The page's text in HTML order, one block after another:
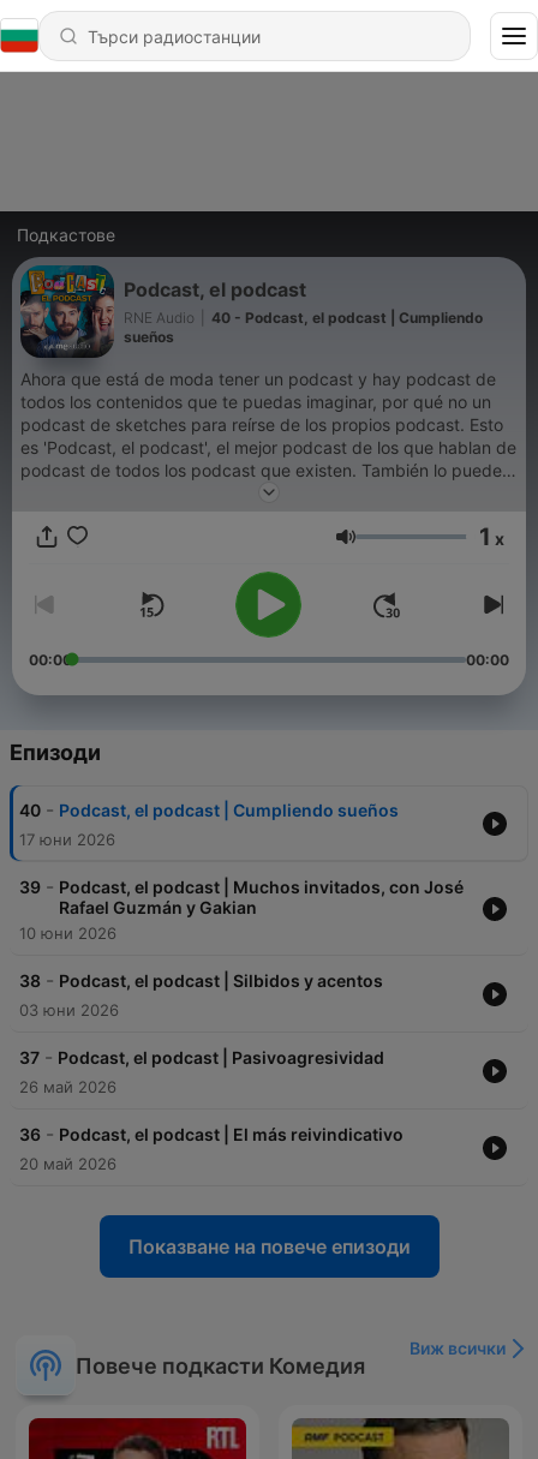
Подкастове
Podcast, el podcast
RNE Audio
40 - Podcast, el podcast | Cumpliendo
sueños
Ahora que está de moda tener un podcast y hay podcast de
todos los contenidos que te puedas imaginar, por qué no un
podcast de sketches para reírse de los propios podcast. Esto
es 'Podcast, el podcast', el mejor podcast de los que hablan de
podcast de todos los podcast que existen. También lo puedes
ver los miércoles a las 23.10 h en Open Play.
Сила на звука
1 x
00:00 00:00
Епизоди
40 - Podcast, el podcast | Cumpliendo sueños
17 юни 2026
39 - Podcast, el podcast | Muchos invitados, con José
Rafael Guzmán y Gakian
10 юни 2026
38 - Podcast, el podcast | Silbidos y acentos
03 юни 2026
37 - Podcast, el podcast | Pasivoagresividad
26 май 2026
36 - Podcast, el podcast | El más reivindicativo
20 май 2026
Показване на повече епизоди
Повече подкасти Комедия
Виж всички